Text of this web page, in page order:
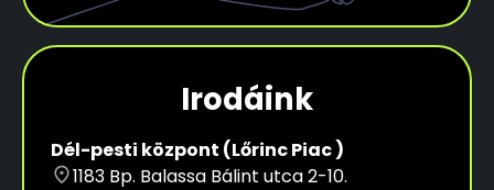
Irodáink
Dél-pesti központ (Lőrinc Piac )
place1183 Bp. Balassa Bálint utca 2-10.